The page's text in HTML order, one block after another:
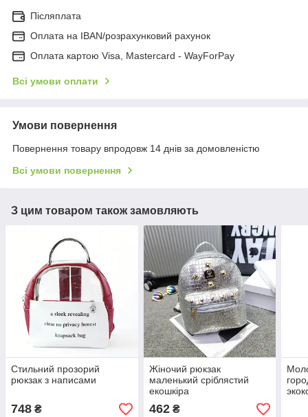
Післяплата
Оплата на IBAN/розрахунковий рахунок
Оплата картою Visa, Mastercard - WayForPay
Всі умови оплати
Умови повернення
Повернення товару впродовж 14 днів за домовленістю
Всі умови повернення
З цим товаром також замовляють
Стильний прозорий
рюкзак з написами
748 ₴
Жіночий рюкзак
маленький сріблястий
екошкіра
462₴